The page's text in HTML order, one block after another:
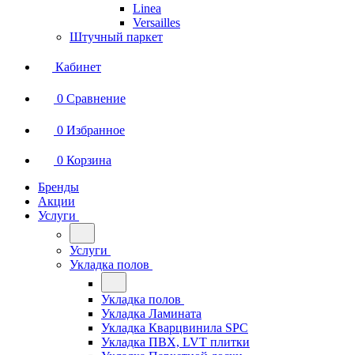
Linea
Versailles
Штучный паркет
Кабинет
0 Сравнение
0 Избранное
0 Корзина
Бренды
Акции
Услуги
Услуги
Укладка полов
Укладка полов
Укладка Ламината
Укладка Кварцвинила SPC
Укладка ПВХ, LVT плитки